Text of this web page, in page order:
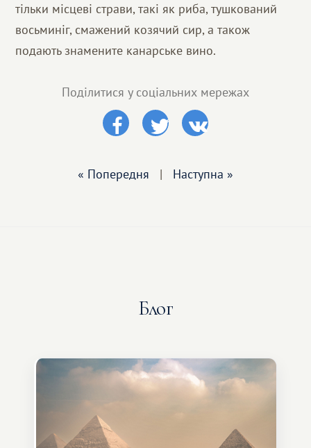
тільки місцеві страви, такі як риба, тушкований
восьминіг, смажений козячий сир, а також
подають знамените канарське вино.
Поділитися у соціальних мережах
« Попередня | Наступна »
Блог